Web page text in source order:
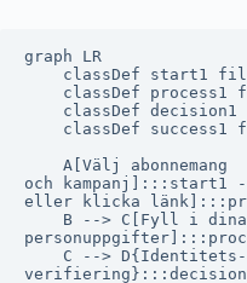
graph LR
classDef start1
classDef process1
classDef decision1
classDef success1
    A[Välj abonnemang
och kampanj]:::start1
eller klicka
    B --> C[Fyll i dina
    C --> D{Identitets-